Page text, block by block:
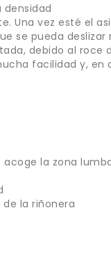
densidad
Una vez esté el
se pueda deslizar
debido al roce
facilidad y, en
la zona
la riñonera